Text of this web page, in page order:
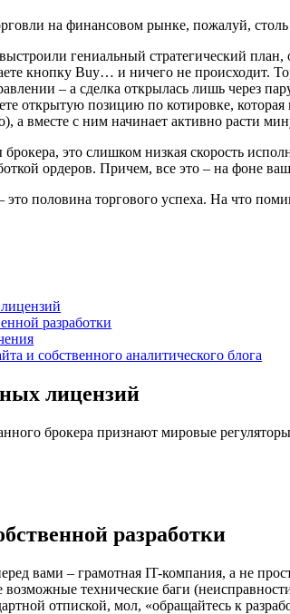
на финансовом рынке, пожалуй,
гениальный стратегический
кнопку Buy… и ничего не происходит.
– а сделка открылась лишь через
открытую позицию по котировке,
а вместе с ним начинает активно расти
это слишком низкая скорость
ордеров. Причем, все это – на фоне
это половина торгового успеха. На что
разработки
и собственного аналитического блога
лицензий
брокера признают мировые
разработки
вами – грамотная IT-компания, а не
технические баги
отпиской, мол, «обращайтесь к